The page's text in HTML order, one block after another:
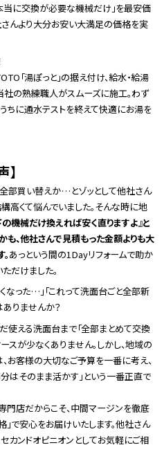
当に交換が必要な機械だけ」を最安価
さんより大分お安い大満足の価格を実
「湯ぽっと」の据え付け、給水・給湯
社の熟練職人がスムーズに施工。わず
うちに通水テストを終えて快適にお湯を
】
全部買い替えか…とゾッとして他社さん
高くて悩んでいました。そんな時に地
の機械だけ換えれば安く直りますよ』と
も、他社さんで見積もった金額よりも大
あっという間の1Dayリフォームで助か
だけました。
った…」「これって洗面台ごと全部新
ありませんか？
使える洗面台まで「全部まとめて交換
スが少なくありません。しかし、地域の
お客様の大切なご予算を一番に考え、
はそのまま活かす」という一番正直で
門店だからこそ、中間マージンを徹底
」で安心をお届けいたします。他社さん
カンドオピニオンとしてお気軽にご相